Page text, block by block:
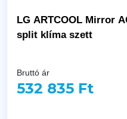
LG ARTCOOL Mirror
split klíma szett
Bruttó ár
532 835 Ft